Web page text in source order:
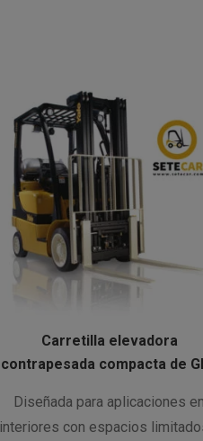
Carretilla elevadora
contrapesada compacta de
Diseñada para aplicaciones en
interiores con espacios